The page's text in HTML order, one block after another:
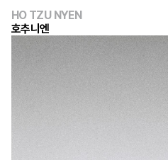
HO TZU NYEN
호추니엔